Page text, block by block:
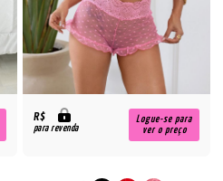
R$
para revenda
Logue-se para
ver o preço